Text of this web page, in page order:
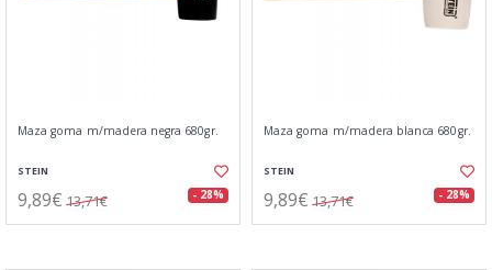
Maza goma m/madera negra 680gr.
STEIN
9,89€ 13,71€ - 28%
Maza goma m/madera blanca 680gr.
STEIN
9,89€ 13,71€ - 28%